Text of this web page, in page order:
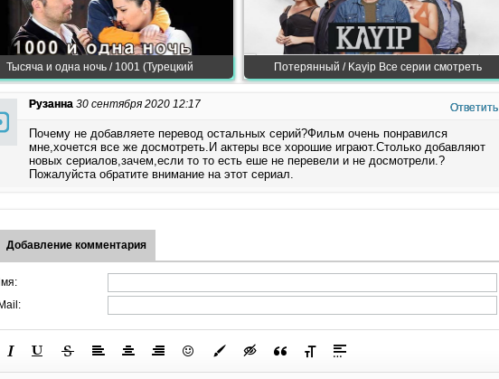
Тысяча и одна ночь / 1001 (Турецкий Потерянный / Kayip Все серии смотреть
Рузанна 30 сентября 2020 12:17 Ответить
Почему не добавляете перевод остальных серий?Фильм очень понравился
мне,хочется все же досмотреть.И актеры все хорошие играют.Столько добавляют
новых сериалов,зачем,если то то есть еше не перевели и не досмотрели.?
Пожалуйста обратите внимание на этот сериал.
Добавление комментария